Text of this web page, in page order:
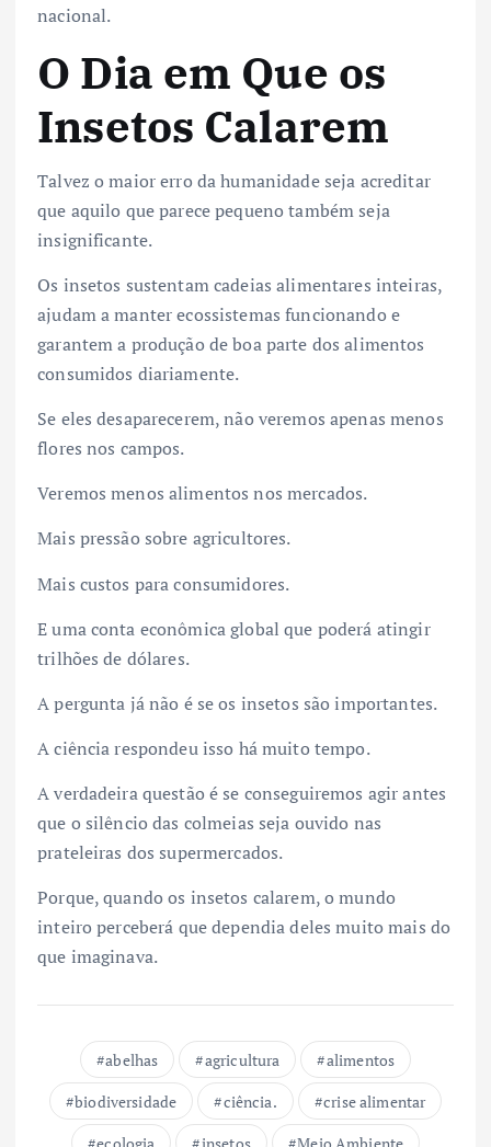
nacional.
O Dia em Que os
Insetos Calarem
Talvez o maior erro da humanidade seja acreditar
que aquilo que parece pequeno também seja
insignificante.
Os insetos sustentam cadeias alimentares inteiras,
ajudam a manter ecossistemas funcionando e
garantem a produção de boa parte dos alimentos
consumidos diariamente.
Se eles desaparecerem, não veremos apenas menos
flores nos campos.
Veremos menos alimentos nos mercados.
Mais pressão sobre agricultores.
Mais custos para consumidores.
E uma conta econômica global que poderá atingir
trilhões de dólares.
A pergunta já não é se os insetos são importantes.
A ciência respondeu isso há muito tempo.
A verdadeira questão é se conseguiremos agir antes
que o silêncio das colmeias seja ouvido nas
prateleiras dos supermercados.
Porque, quando os insetos calarem, o mundo
inteiro perceberá que dependia deles muito mais do
que imaginava.
abelhas agricultura
alimentos
biodiversidade
ciência.
crise alimentar